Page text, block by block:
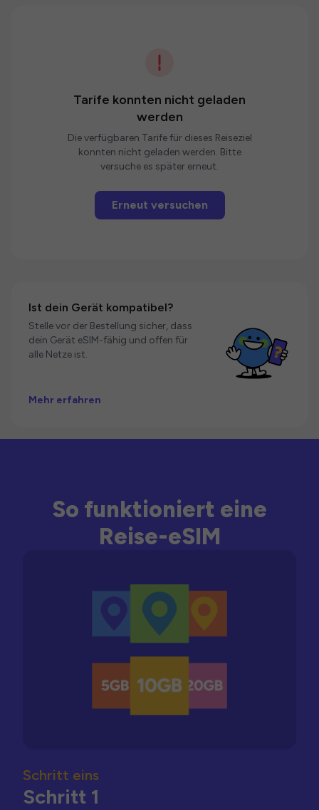
Tarife konnten nicht geladen
werden
Die verfügbaren Tarife für dieses Reiseziel
konnten nicht geladen werden. Bitte
versuche es später erneut.
Erneut versuchen
Ist dein Gerät kompatibel?
Stelle vor der Bestellung sicher, dass
dein Gerät eSIM-fähig und offen für
alle Netze ist.
Mehr erfahren
So funktioniert eine
Reise-eSIM
Schritt eins
Schritt 1